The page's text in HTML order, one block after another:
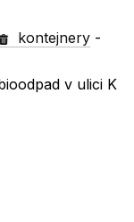
kontejnery -
v ulici K